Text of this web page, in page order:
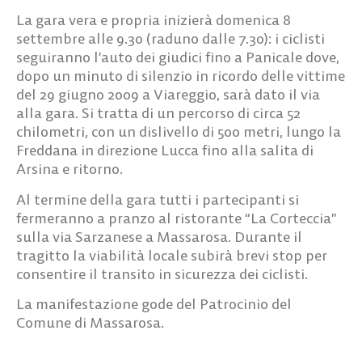
La gara vera e propria inizierà domenica 8
settembre alle 9.30 (raduno dalle 7.30): i ciclisti
seguiranno l’auto dei giudici fino a Panicale dove,
dopo un minuto di silenzio in ricordo delle vittime
del 29 giugno 2009 a Viareggio, sarà dato il via
alla gara. Si tratta di un percorso di circa 52
chilometri, con un dislivello di 500 metri, lungo la
Freddana in direzione Lucca fino alla salita di
Arsina e ritorno.
Al termine della gara tutti i partecipanti si
fermeranno a pranzo al ristorante “La Corteccia”
sulla via Sarzanese a Massarosa. Durante il
tragitto la viabilità locale subirà brevi stop per
consentire il transito in sicurezza dei ciclisti.
La manifestazione gode del Patrocinio del
Comune di Massarosa.